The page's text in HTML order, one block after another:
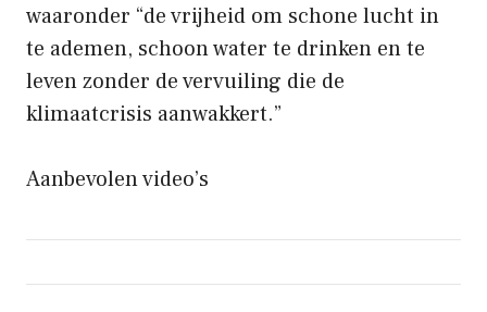
waaronder “de vrijheid om schone lucht in
te ademen, schoon water te drinken en te
leven zonder de vervuiling die de
klimaatcrisis aanwakkert.”
Aanbevolen video’s